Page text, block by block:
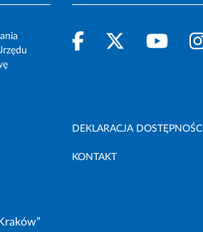
DEKLARACJA DOSTĘPNOŚCI
KONTAKT